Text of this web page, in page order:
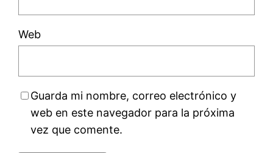
Web
Guarda mi nombre, correo electrónico y
web en este navegador para la próxima
vez que comente.